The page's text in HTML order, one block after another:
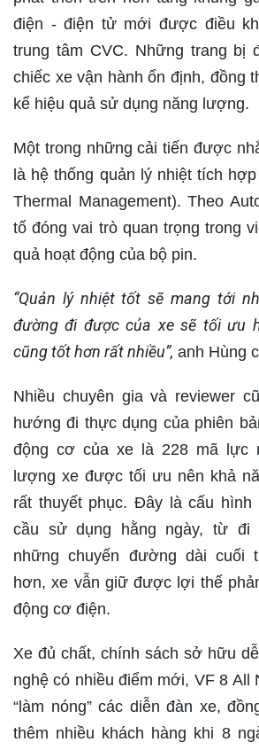
điện - điện tử mới được điều
trung tâm CVC. Những trang bị
chiếc xe vận hành ổn định, đồng
kể hiệu quả sử dụng năng lượng.
Một trong những cải tiến được
là hệ thống quản lý nhiệt tích
Thermal Management). Theo
tố đóng vai trò quan trọng trong
quả hoạt động của bộ pin.
“Quản lý nhiệt tốt sẽ mang tới
đường đi được của xe sẽ tối ưu
cũng tốt hơn rất nhiều”, anh Hùng
Nhiều chuyên gia và reviewer
hướng đi thực dụng của phiên
động cơ của xe là 228 mã lực
lượng xe được tối ưu nên khả
rất thuyết phục. Đây là cấu
cầu sử dụng hằng ngày, từ đi
những chuyến đường dài cuối
hơn, xe vẫn giữ được lợi thế
động cơ điện.
Xe đủ chất, chính sách sở hữu
nghệ có nhiều điểm mới, VF 8 All
“làm nóng” các diễn đàn xe,
thêm nhiều khách hàng khi 8